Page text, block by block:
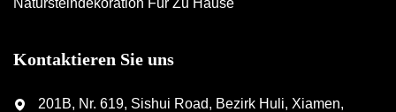
Natursteindekoration Für Zu Hause
Kontaktieren Sie uns
201B, Nr. 619, Sishui Road, Bezirk Huli, Xiamen,